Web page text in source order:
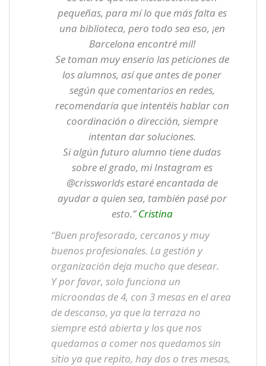
pequeñas, para mí lo que más falta es
una biblioteca, pero todo sea eso, ¡en
Barcelona encontré mil!
Se toman muy enserio las peticiones de
los alumnos, así que antes de poner
según que comentarios en redes,
recomendaría que intentéis hablar con
coordinación o dirección, siempre
intentan dar soluciones.
Si algún futuro alumno tiene dudas
sobre el grado, mi Instagram es
@crissworlds estaré encantada de
ayudar a quien sea, también pasé por
esto.” Cristina
“Buen profesorado, cercanos y muy
buenos profesionales. La gestión y
organización deja mucho que desear.
Y por favor, solo funciona un
microondas de 4, con 3 mesas en el area
de descanso, ya que la terraza no
siempre está abierta y los que nos
quedamos a comer nos quedamos sin
sitio ya que repito, hay dos o tres mesas,